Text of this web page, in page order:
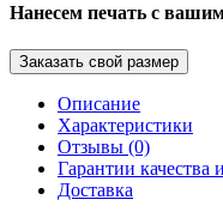
Нанесем печать с
Заказать свой размер
Описание
Характеристики
Отзывы (0)
Гарантии качества
Доставка